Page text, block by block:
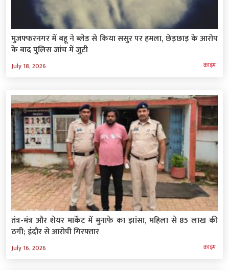
मुजफ्फरनगर में बहू ने ब्लेड से किया ससुर पर हमला, छेड़छाड़ के आरोप
के बाद पुलिस जांच में जुटी
July 18, 2026 क्राइम
तंत्र-मंत्र और शेयर मार्केट में मुनाफे का झांसा, महिला से 85 लाख की
ठगी; इंदौर से आरोपी गिरफ्तार
July 16, 2026 क्राइम